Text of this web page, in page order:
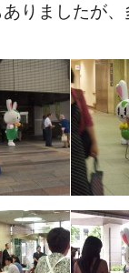
りましたが